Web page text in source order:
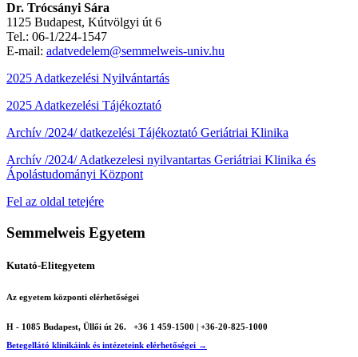
Dr. Trócsányi Sára
1125 Budapest, Kútvölgyi út 6
Tel.: 06-1/224-1547
E-mail: adatvedelem@semmelweis-univ.hu
2025 Adatkezelési Nyilvántartás
2025 Adatkezelési Tájékoztató
Archív /2024/ datkezelési Tájékoztató Geriátriai Klinika
Archív /2024/ Adatkezelesi nyilvantartas Geriátriai Klinika és
Ápolástudományi Központ
Fel az oldal tetejére
Semmelweis Egyetem
Kutató-Elitegyetem
Az egyetem központi elérhetőségei
H - 1085 Budapest, Üllői út 26.
+36 1 459-1500 | +36-20-825-1000
Betegellátó klinikáink és intézeteink elérhetőségei →